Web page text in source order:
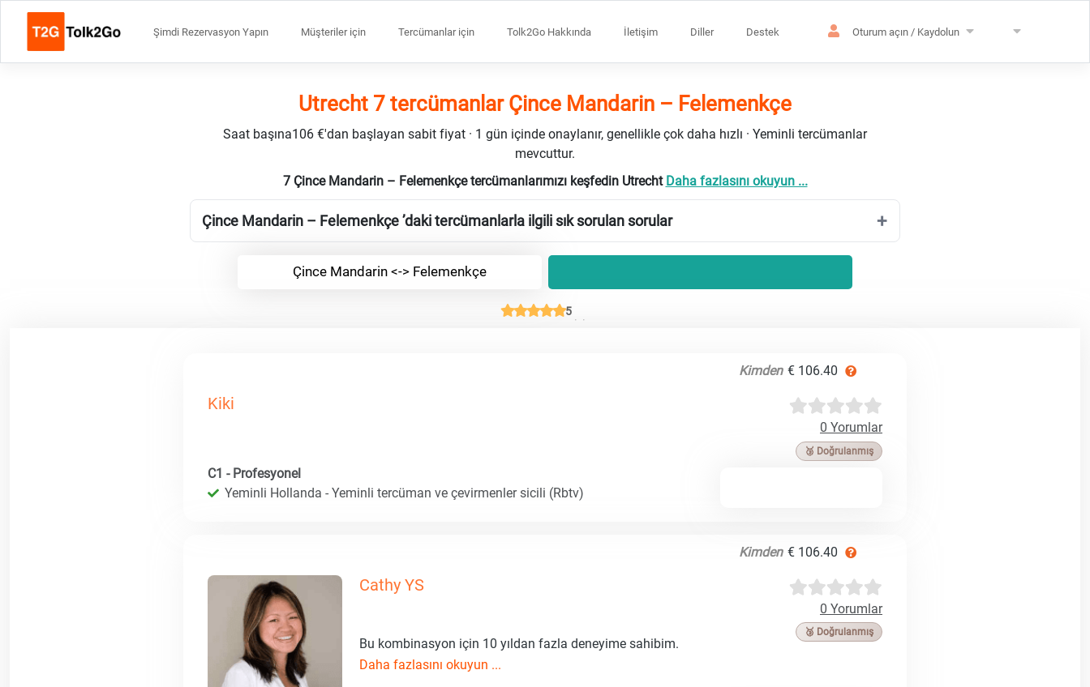
Şimdi Rezervasyon Yapın Müşteriler için Tercümanlar için Tolk2Go Hakkında İletişim Diller Destek Oturum açın / Kaydolun
Utrecht 7 tercümanlar Çince Mandarin – Felemenkçe
Saat başına106 €'dan başlayan sabit fiyat · 1 gün içinde onaylanır, genellikle çok daha hızlı · Yeminli tercümanlar
mevcuttur.
7 Çince Mandarin – Felemenkçe tercümanlarımızı keşfedin Utrecht Daha fazlasını okuyun ...
Çince Mandarin – Felemenkçe ’daki tercümanlarla ilgili sık sorulan sorular
Çince Mandarin <-> Felemenkçe
5
Kimden € 106.40
Kiki
0 Yorumlar
🥉 Doğrulanmış
C1 - Profesyonel
Yeminli Hollanda - Yeminli tercüman ve çevirmenler sicili (Rbtv)
Kimden € 106.40
Cathy YS
0 Yorumlar
🥉 Doğrulanmış
Bu kombinasyon için 10 yıldan fazla deneyime sahibim.
Daha fazlasını okuyun ...